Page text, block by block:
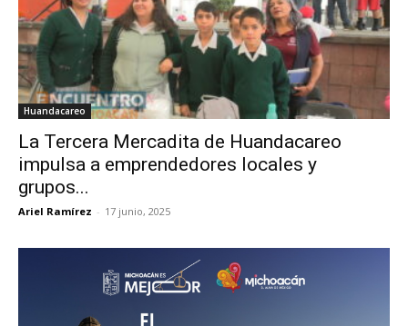
Huandacareo
La Tercera Mercadita de Huandacareo
impulsa a emprendedores locales y
grupos...
Ariel Ramírez - 17 junio, 2025